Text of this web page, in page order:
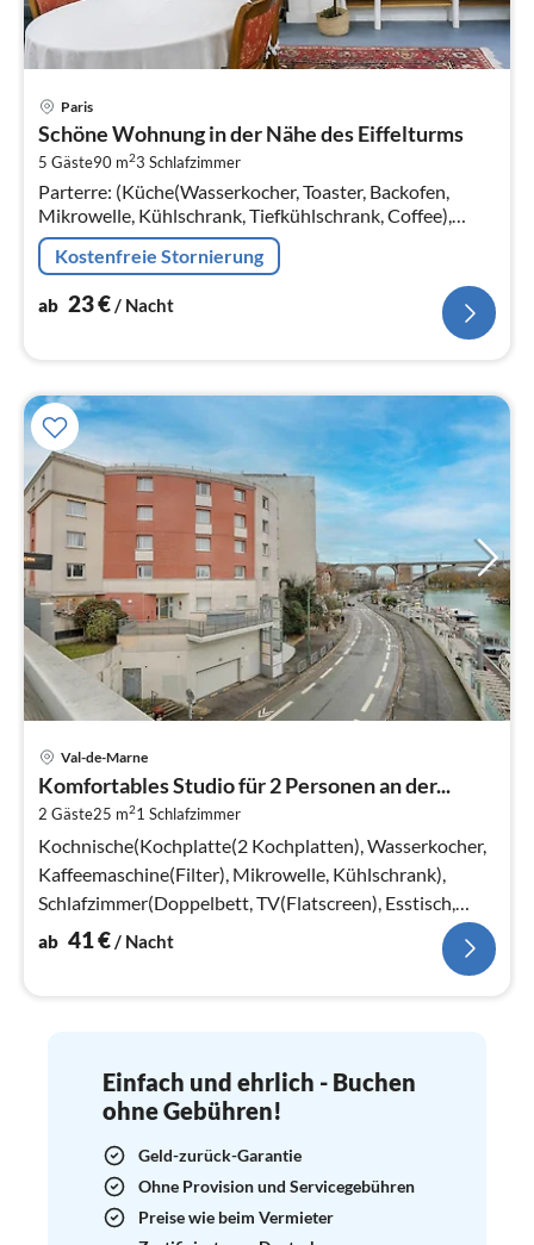
Paris
Schöne Wohnung in der Nähe des Eiffelturms
5 Gäste90 m23 Schlafzimmer
Parterre: (Küche(Wasserkocher, Toaster, Backofen,
Mikrowelle, Kühlschrank, Tiefkühlschrank, Coffee),
Wohn/Esszimmer(TV, Esstisch, Sitzecke)
Kostenfreie Stornierung
ab 23€/ Nacht
Val-de-Marne
Komfortables Studio für 2 Personen an der...
2 Gäste25 m21 Schlafzimmer
Kochnische(Kochplatte(2 Kochplatten), Wasserkocher,
Kaffeemaschine(Filter), Mikrowelle, Kühlschrank),
Schlafzimmer(Doppelbett, TV(Flatscreen), Esstisch,
Sitzecke)
ab 41€/ Nacht
Einfach und ehrlich - Buchen
ohne Gebühren!
Geld-zurück-Garantie
Ohne Provision und Servicegebühren
Preise wie beim Vermieter